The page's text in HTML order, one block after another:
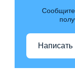
Написать